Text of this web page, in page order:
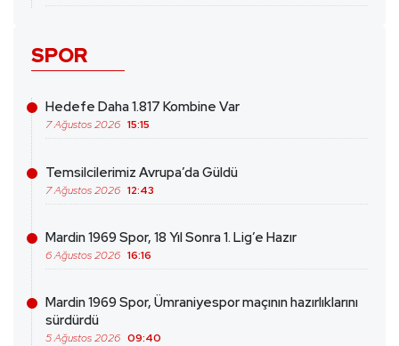
SPOR
Hedefe Daha 1.817 Kombine Var
7 Ağustos 2026 15:15
Temsilcilerimiz Avrupa’da Güldü
7 Ağustos 2026 12:43
Mardin 1969 Spor, 18 Yıl Sonra 1. Lig’e Hazır
6 Ağustos 2026 16:16
Mardin 1969 Spor, Ümraniyespor maçının hazırlıklarını
sürdürdü
5 Ağustos 2026 09:40